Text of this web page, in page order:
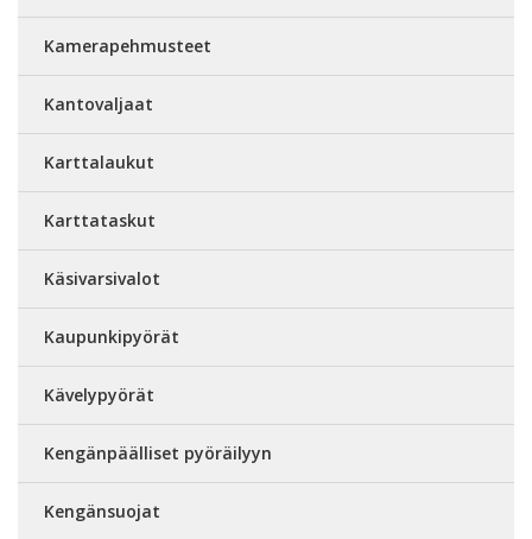
Kamerapehmusteet
Kantovaljaat
Karttalaukut
Karttataskut
Käsivarsivalot
Kaupunkipyörät
Kävelypyörät
Kengänpäälliset pyöräilyyn
Kengänsuojat